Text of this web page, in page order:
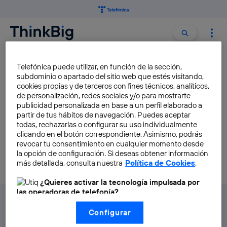
Buscar
Compatibilidad
Compatibilidad– características que debe tener una
app para funcionar correctamente en un entorno,
sistema o dispositivo.
Telefónica puede utilizar, en función de la sección,
subdominio o apartado del sitio web que estés visitando,
cookies propias y de terceros con fines técnicos, analíticos,
de personalización, redes sociales y/o para mostrarte
publicidad personalizada en base a un perfil elaborado a
partir de tus hábitos de navegación. Puedes aceptar
todas, rechazarlas o configurar su uso individualmente
clicando en el botón correspondiente. Asimismo, podrás
revocar tu consentimiento en cualquier momento desde
la opción de configuración. Si deseas obtener información
más detallada, consulta nuestra Política de Cookies.
¿Quieres activar la tecnología impulsada por
las operadoras de telefonía?
Nosotros, Telefónica S.A., utilizamos la tecnología Utiq para
realizar nuestras acciones de marketing digital o análisis
(como se describe en este aviso de consentimiento)
Configurar